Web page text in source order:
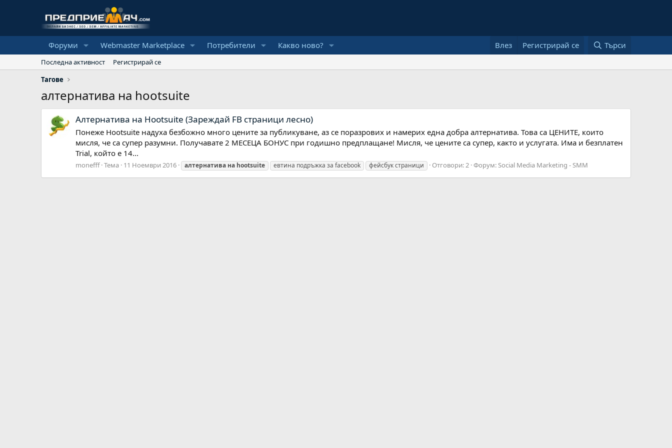
Форуми Webmaster Marketplace Потребители Какво ново? Влез Регистрирай се Търси
Последна активност
Регистрирай се
Тагове
алтернатива на hootsuite
Алтернатива на Hootsuite (Зареждай FB страници лесно)
Понеже Hootsuite надуха безбожно много цените за публикуване, аз се поразрових и намерих една добра алтернатива. Това са ЦЕНИТЕ, които
мисля, че са супер разумни. Получавате 2 МЕСЕЦА БОНУС при годишно предплащане! Мисля, че цените са супер, както и услугата. Има и безплатен
Trial, който е 14...
monefff Тема 11 Ноември 2016 алтернатива на hootsuite евтина подръжка за facebook фейсбук страници Отговори: 2 Форум:Social Media Marketing - SMM